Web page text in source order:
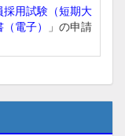
用試験（短期大
電子）
」の申請